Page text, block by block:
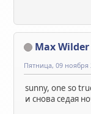
Max Wilder
Пятница, 09 ноября
sunny, one so
и снова седая